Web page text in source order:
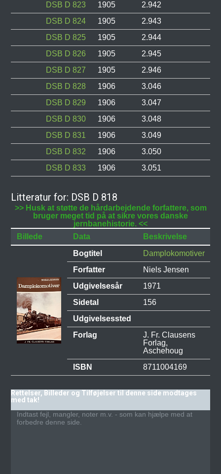
DSB D 823
1905
2.942
DSB D 824
1905
2.943
DSB D 825
1905
2.944
DSB D 826
1905
2.945
DSB D 827
1905
2.946
DSB D 828
1906
3.046
DSB D 829
1906
3.047
DSB D 830
1906
3.048
DSB D 831
1906
3.049
DSB D 832
1906
3.050
DSB D 833
1906 3.051
Litteratur for: DSB D 818
>> Husk at støtte de hårdarbejdende forfattere, som
bruger meget tid på at sikre vores danske
jernbanehistorie. <<
Billede
Data
Beskrivelse
Bogtitel
Damplokomotiver
Forfatter
Niels Jensen
Udgivelsesår
1971
Sidetal
156
Udgivelsessted
Forlag
J. Fr. Clausens
Forlag,
Aschehoug
ISBN
8711004169
Rettelser, Billeder og Tilføjelser til denne side modtages
med tak!